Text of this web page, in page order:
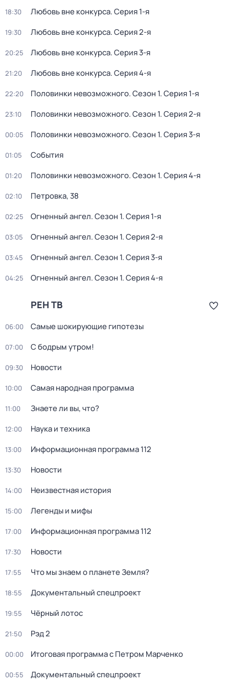
18:30 Любовь вне конкурса. Серия 1-я
19:30 Любовь вне конкурса. Серия 2-я
20:25 Любовь вне конкурса. Серия 3-я
21:20 Любовь вне конкурса. Серия 4-я
22:20 Половинки невозможного. Сезон 1. Серия 1-я
23:10 Половинки невозможного. Сезон 1. Серия 2-я
00:05 Половинки невозможного. Сезон 1. Серия 3-я
01:05 События
01:20 Половинки невозможного. Сезон 1. Серия 4-я
02:10 Петровка, 38
02:25 Огненный ангел. Сезон 1. Серия 1-я
03:05 Огненный ангел. Сезон 1. Серия 2-я
03:45 Огненный ангел. Сезон 1. Серия 3-я
04:25 Огненный ангел. Сезон 1. Серия 4-я
РЕН ТВ
06:00 Самые шoкиpующие гипотезы
07:00 С бодрым утром!
09:30 Новости
10:00 Самая народная программа
11:00 Знаете ли вы, что?
12:00 Наука и техника
13:00 Информационная программа 112
13:30 Новости
14:00 Неизвестная история
15:00 Легенды и мифы
17:00 Информационная программа 112
17:30 Новости
17:55 Что мы знаем о планете Земля?
18:55 Докyментальный cпецпроект
19:55 Чёрный лотос
21:50 Рэд 2
00:00 Итоговая программа с Петром Марченко
00:55 Докyментальный cпецпроект